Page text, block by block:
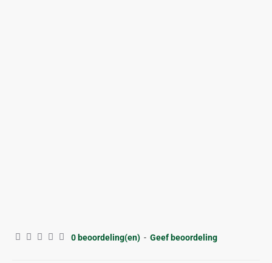
0 beoordeling(en) - Geef beoordeling